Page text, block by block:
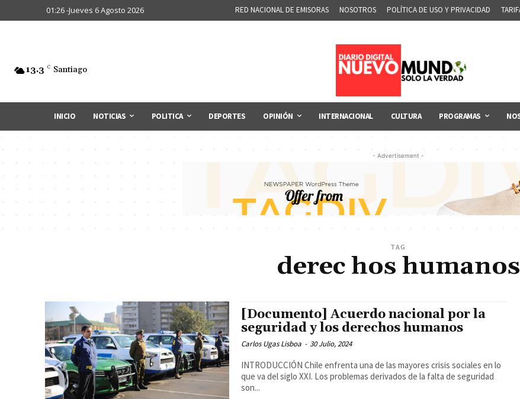
01:26 -Jueves 6 Agosto 2026 RED NACIONAL DE EMISORAS NOSOTROS POLÍTICA DE USO Y PRIVACIDAD
13.3 C Santiago
INICIO NOTICIAS POLITICA DEPORTES OPINIÓN INTERNACIONAL CULTURA PROGRAMAS
- Advertisement -
TAG
derec hos humanos
[Documento] Acuerdo nacional por la
seguridad y los derechos humanos
Carlos Ugas Lisboa - 30 Julio, 2024
INTRODUCCIÓN Chile enfrenta una de las mayores crisis sociales en lo
que va del siglo XXI. Los problemas derivados de la falta de seguridad
son...